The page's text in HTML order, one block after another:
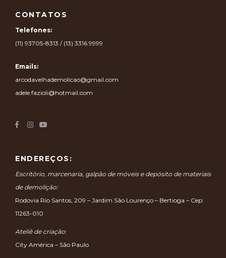
CONTATOS
Telefones:
(11) 93705-8313 / (13) 3316 9999
Emails:
arcodavelhademolicao@gmail.com
adele.fazioli@hotmail.com
ENDEREÇOS:
Escritório, marcenaria, galpão de móveis e depósito de materiais
de demolição:
Rodovia Rio Santos, 209 – Jardim São Lourenço – Bertioga – Cep:
11263-010
Ateliê de criação:
City América – São Paulo